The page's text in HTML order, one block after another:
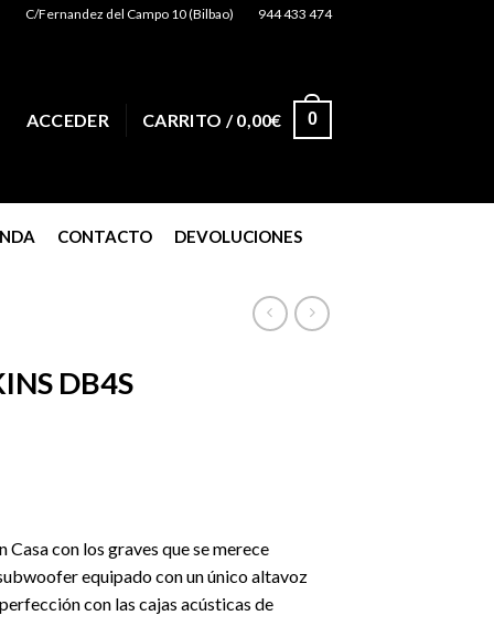
C/Fernandez del Campo 10 (Bilbao) 944 433 474
ACCEDER CARRITO /0,00€ 0
CONTACTO DEVOLUCIONES
DB4S
Casa con los graves que se merece
equipado con un único altavoz
con las cajas acústicas de